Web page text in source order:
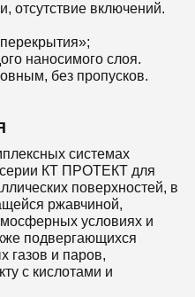
отсутствие включений.
наносимого слоя.
без пропусков.
системах
КТ ПРОТЕКТ для
поверхностей, в
ржавчиной,
условиях и
подвергающихся
газов и паров,
с кислотами и